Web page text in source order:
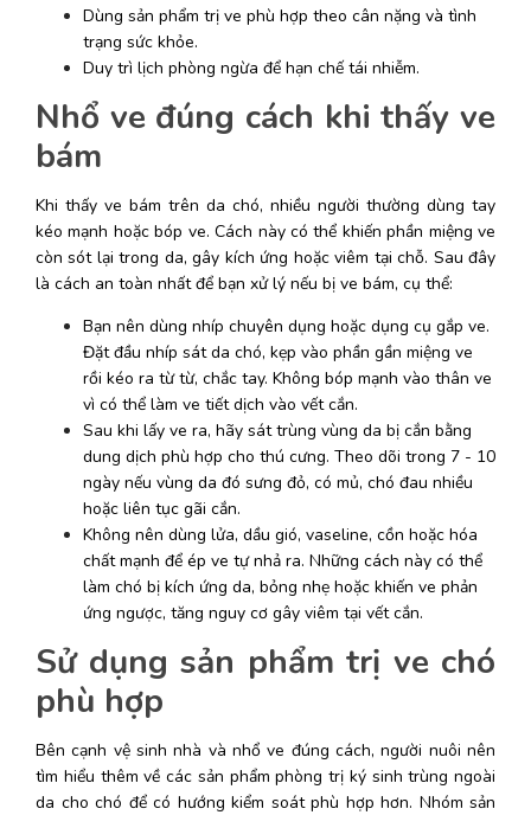
Dùng sản phẩm trị ve phù hợp theo cân nặng và tình
trạng sức khỏe.
Duy trì lịch phòng ngừa để hạn chế tái nhiễm.
Nhổ ve đúng cách khi thấy ve
bám
Khi thấy ve bám trên da chó, nhiều người thường dùng tay
kéo mạnh hoặc bóp ve. Cách này có thể khiến phần miệng ve
còn sót lại trong da, gây kích ứng hoặc viêm tại chỗ. Sau đây
là cách an toàn nhất để bạn xử lý nếu bị ve bám, cụ thể:
Bạn nên dùng nhíp chuyên dụng hoặc dụng cụ gắp ve.
Đặt đầu nhíp sát da chó, kẹp vào phần gần miệng ve
rồi kéo ra từ từ, chắc tay. Không bóp mạnh vào thân ve
vì có thể làm ve tiết dịch vào vết cắn.
Sau khi lấy ve ra, hãy sát trùng vùng da bị cắn bằng
dung dịch phù hợp cho thú cưng. Theo dõi trong 7 - 10
ngày nếu vùng da đó sưng đỏ, có mủ, chó đau nhiều
hoặc liên tục gãi cắn.
Không nên dùng lửa, dầu gió, vaseline, cồn hoặc hóa
chất mạnh để ép ve tự nhả ra. Những cách này có thể
làm chó bị kích ứng da, bỏng nhẹ hoặc khiến ve phản
ứng ngược, tăng nguy cơ gây viêm tại vết cắn.
Sử dụng sản phẩm trị ve chó
phù hợp
Bên cạnh vệ sinh nhà và nhổ ve đúng cách, người nuôi nên
tìm hiểu thêm về các sản phẩm phòng trị ký sinh trùng ngoài
da cho chó để có hướng kiểm soát phù hợp hơn. Nhóm sản